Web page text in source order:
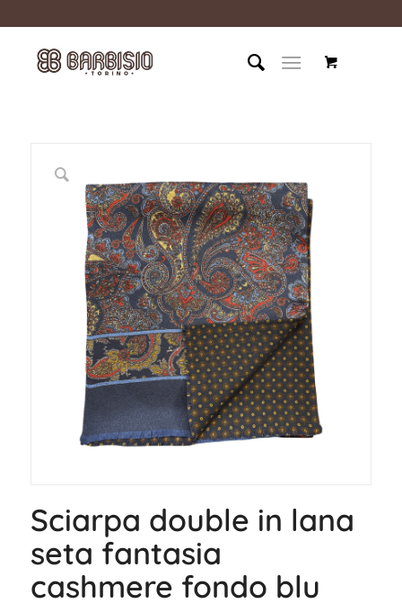
Sciarpa double in lana
seta fantasia
cashmere fondo blu